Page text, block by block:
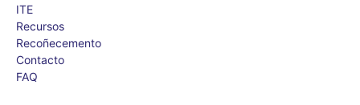
ITE
Recursos
Recoñecemento
Contacto
FAQ